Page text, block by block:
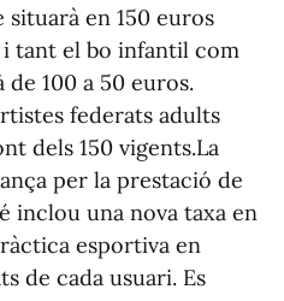
en 150 euros
tant el bo infantil com
de 100 a 50 euros.
federats adults
dels 150 vigents.La
per la prestació de
inclou una nova taxa en
esportiva en
de cada usuari. Es